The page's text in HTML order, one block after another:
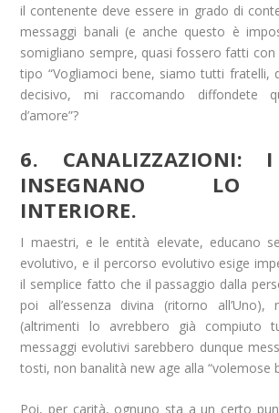
il contenente deve essere in grado di
messaggi banali (e anche questo è
somigliano sempre, quasi fossero fatti con
tipo “Vogliamoci bene, siamo tutti fratelli,
decisivo, mi raccomando diffondete
d’amore”?
6. CANALIZZAZIONI: I
INSEGNANO LO
INTERIORE.
I maestri, e le entità elevate, educano
evolutivo, e il percorso evolutivo esige
il semplice fatto che il passaggio dalla
poi all’essenza divina (ritorno
(altrimenti lo avrebbero già compiuto
messaggi evolutivi sarebbero dunque
tosti, non banalità new age alla “volemose
Poi, per carità, ognuno sta a un certo